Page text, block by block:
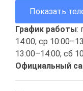
Показать
График работы:
14:00; ср
13:00–14:00; сб
Официальный